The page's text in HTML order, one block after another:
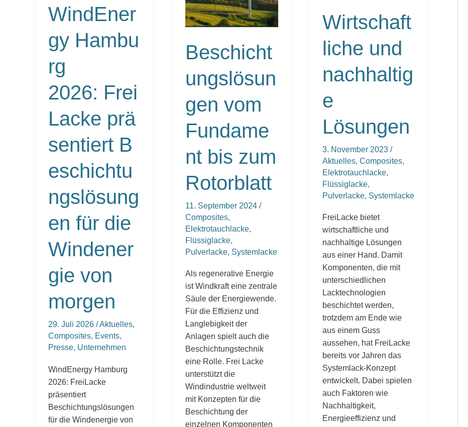
WindEner
gy Hambu
rg
2026: Frei
Lacke prä
sentiert B
eschichtu
ngslösung
en für die
Windener
gie von
morgen
29. Juli 2026 /Aktuelles,
Composites, Events,
Presse, Unternehmen
WindEnergy Hamburg
2026: FreiLacke
präsentiert
Beschichtungslösungen
für die Windenergie von
morgen
Beschicht
ungslösun
gen vom
Fundame
nt bis zum
Rotorblatt
11. September 2024 /
Composites,
Elektrotauchlacke,
Flüssiglacke,
Pulverlacke, Systemlacke
Als regenerative Energie
ist Windkraft eine zentrale
Säule der Energiewende.
Für die Effizienz und
Langlebigkeit der
Anlagen spielt auch die
Beschichtungstechnik
eine Rolle. Frei Lacke
unterstützt die
Windindustrie weltweit
mit Konzepten für die
Beschichtung der
einzelnen Komponenten
Wirtschaft
liche und
nachhaltig
e
Lösungen
3. November 2023 /
Aktuelles, Composites,
Elektrotauchlacke,
Flüssiglacke,
Pulverlacke, Systemlacke
FreiLacke bietet
wirtschaftliche und
nachhaltige Lösungen
aus einer Hand. Damit
Komponenten, die mit
unterschiedlichen
Lacktechnologien
beschichtet werden,
trotzdem am Ende wie
aus einem Guss
aussehen, hat FreiLacke
bereits vor Jahren das
Systemlack-Konzept
entwickelt. Dabei spielen
auch Faktoren wie
Nachhaltigkeit,
Energieeffizienz und